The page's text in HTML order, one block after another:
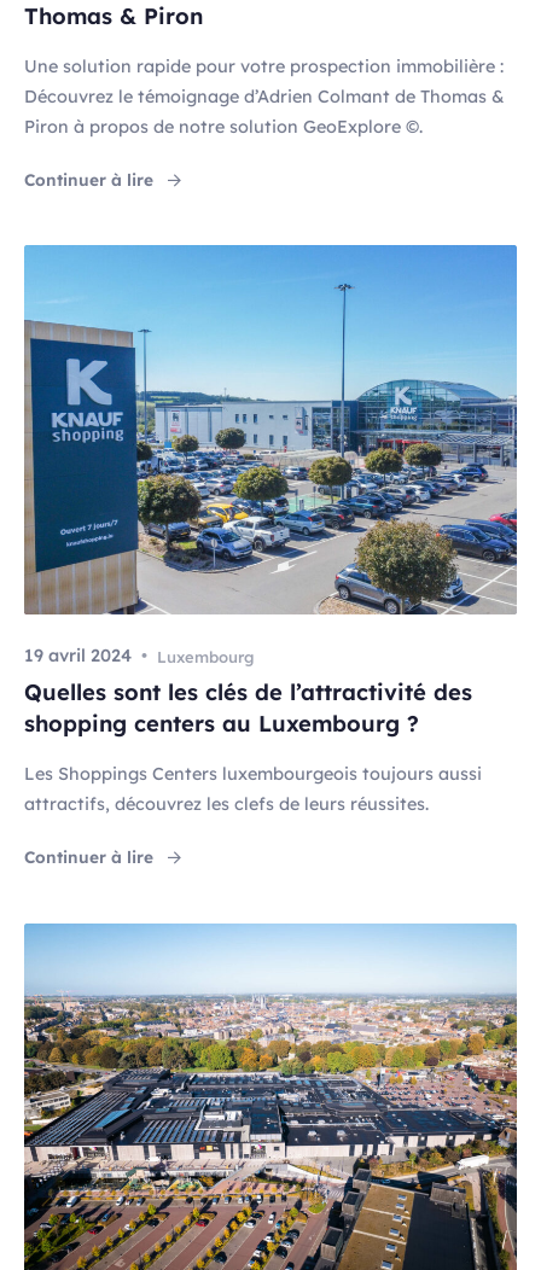
Thomas & Piron
Une solution rapide pour votre prospection immobilière :
Découvrez le témoignage d’Adrien Colmant de Thomas &
Piron à propos de notre solution GeoExplore ©.
Continuer à lire "GeoExplore © : Une révolution pour la
Quelles sont les clés de l’attractivité des
shopping centers au Luxembourg ?
Les Shoppings Centers luxembourgeois toujours aussi
attractifs, découvrez les clefs de leurs réussites.
Continuer à lire "Quelles sont les clés de l’attractivité des
19 avril 2024 Luxembourg